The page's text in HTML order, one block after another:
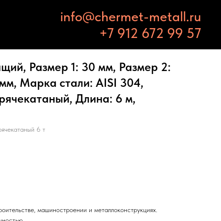
info@chermet-metall.ru
+7 912 672 99 57
Размер 1: 30 мм, Размер 2:
Марка стали: AISI 304,
Длина: 6 м,
6 т
машиностроении и металлоконструкциях.